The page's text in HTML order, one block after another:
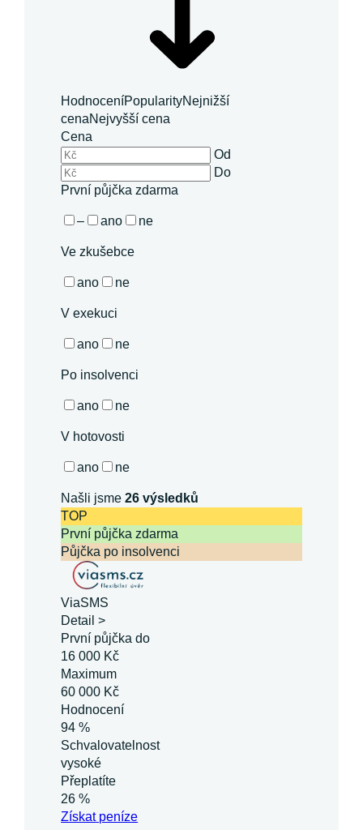
HodnoceníPopularityNejnižší
cenaNejvyšší cena
Cena
Od
Do
První půjčka zdarma
– ano ne
Ve zkušebce
ano ne
V exekuci
ano ne
Po insolvenci
ano ne
V hotovosti
ano ne
Našli jsme26 výsledků
TOP
První půjčka zdarma
Půjčka po insolvenci
ViaSMS
Detail >
První půjčka do
16 000 Kč
Maximum
60 000 Kč
Hodnocení
94 %
Schvalovatelnost
vysoké
Přeplatíte
26 %
Získatpeníze